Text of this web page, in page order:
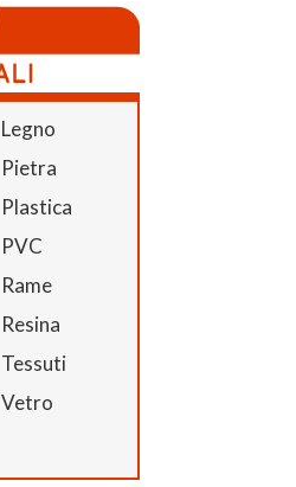
Legno
Pietra
Plastica
PVC
Rame
Resina
Tessuti
Vetro